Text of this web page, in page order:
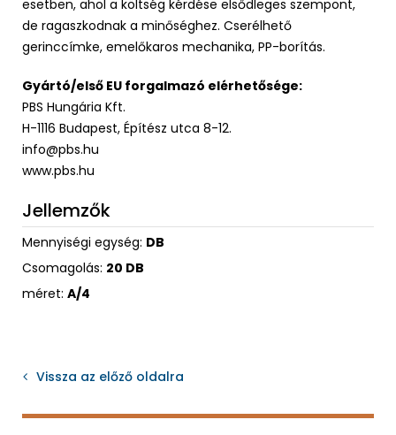
esetben, ahol a költség kérdése elsődleges szempont,
de ragaszkodnak a minőséghez. Cserélhető
gerinccímke, emelőkaros mechanika, PP-borítás.
Gyártó/első EU forgalmazó elérhetősége:
PBS Hungária Kft.
H-1116 Budapest, Építész utca 8-12.
info@pbs.hu
www.pbs.hu
Jellemzők
Mennyiségi egység: DB
Csomagolás: 20 DB
méret: A/4
Vissza az előző oldalra